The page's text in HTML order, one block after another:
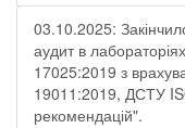
03.10.2025:
аудит в
17025:2019 з
19011:2019, ДСТУ
рекомендацій".